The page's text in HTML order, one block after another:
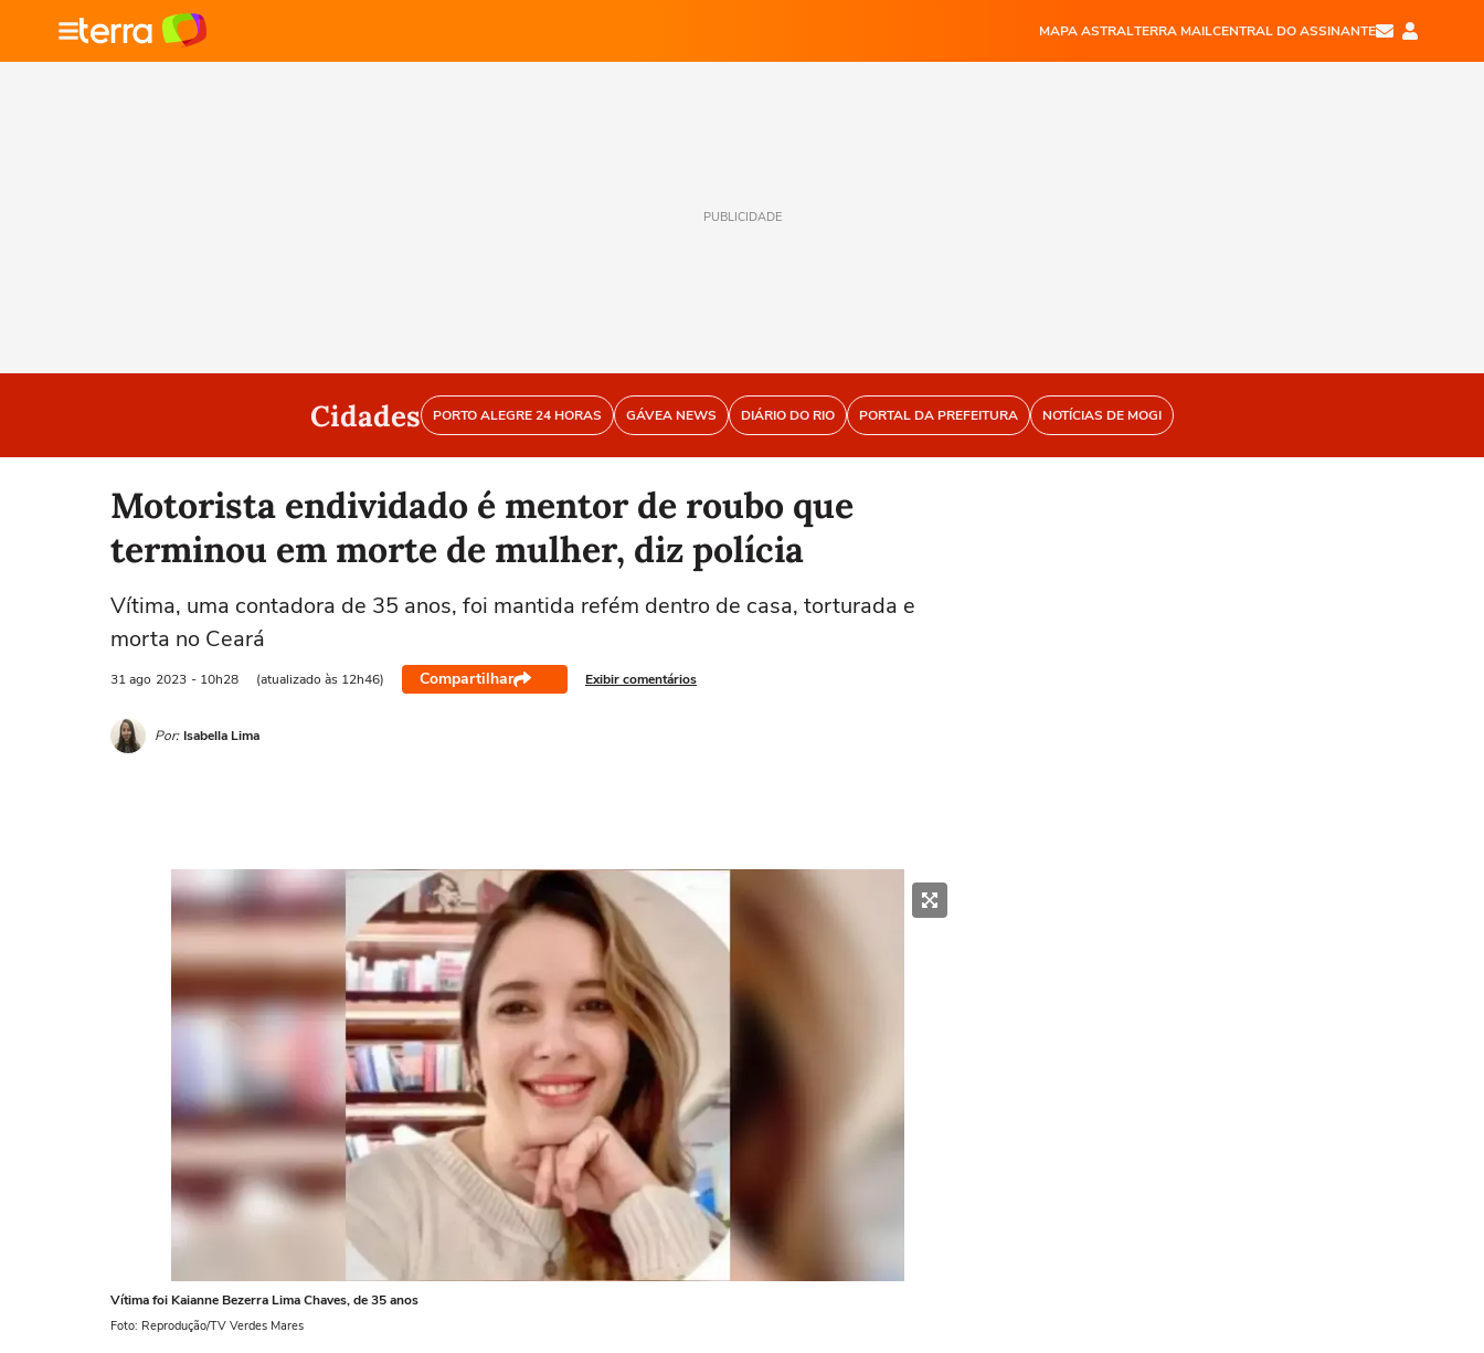
MAPA ASTRALTERRA MAILCENTRAL DO ASSINANTE
PUBLICIDADE
Cidades PORTO ALEGRE 24 HORAS GÁVEA NEWS DIÁRIO DO RIO PORTAL DA PREFEITURA NOTÍCIAS DE MOGI
Motorista endividado é mentor de roubo que
terminou em morte de mulher, diz polícia
Vítima, uma contadora de 35 anos, foi mantida refém dentro de casa, torturada e
morta no Ceará
31 ago 2023 - 10h28 (atualizado às 12h46) Compartilhar Exibir comentários
Por: Isabella Lima
Vítima foi Kaianne Bezerra Lima Chaves, de 35 anos
Foto: Reprodução/TV Verdes Mares